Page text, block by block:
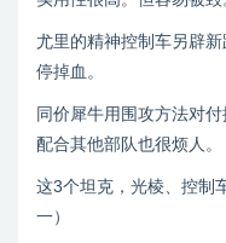
尤里的精神控制车另辟
停掉血。
同价犀牛用围攻方法对
配合其他部队也很烦人。
这3个坦克，光棱、控制
一）